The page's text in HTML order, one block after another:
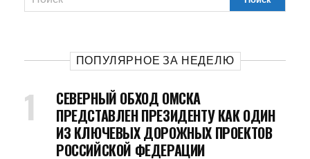
ПОПУЛЯРНОЕ ЗА НЕДЕЛЮ
СЕВЕРНЫЙ ОБХОД ОМСКА
ПРЕДСТАВЛЕН ПРЕЗИДЕНТУ КАК ОДИН
ИЗ КЛЮЧЕВЫХ ДОРОЖНЫХ ПРОЕКТОВ
РОССИЙСКОЙ ФЕДЕРАЦИИ